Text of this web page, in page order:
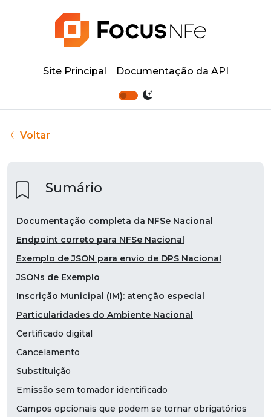
Site Principal Documentação da API
Voltar
Sumário
O que é o Ambiente Nacional da NFSe
Quem deve emitir NFSe no Ambiente Nacional
Via Painel da API
Documentação completa da NFSe Nacional
Endpoint correto para NFSe Nacional
Exemplo de JSON para envio de DPS Nacional
JSONs de Exemplo
Inscrição Municipal (IM): atenção especial
Particularidades do Ambiente Nacional
Certificado digital
Cancelamento
Substituição
Emissão sem tomador identificado
Campos opcionais que podem se tornar obrigatórios